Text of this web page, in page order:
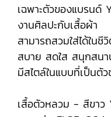
เฉพาะตัวของแบรนด์
งานศิลปะกับเสื้อผ้า
สามารถสวมใส่ได้ใน
สบาย สดใส สนุกสนา
มีสไตล์ในแบบที่เป็นตั
เสื้อตัวหลวม - สีขาว